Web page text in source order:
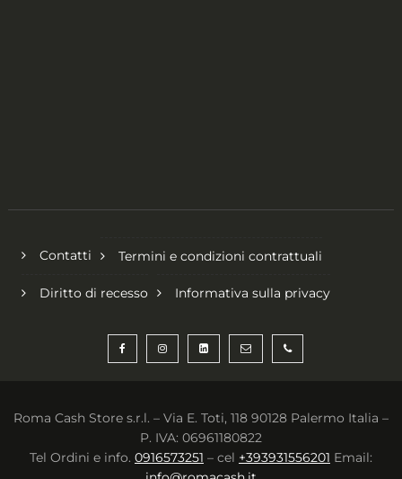
Contatti Termini e condizioni contrattuali
Diritto di recesso Informativa sulla privacy
Roma Cash Store s.r.l. – Via E. Toti, 118 90128 Palermo Italia –
P. IVA: 06961180822
Tel Ordini e info. 0916573251 – cel +393931556201 Email: